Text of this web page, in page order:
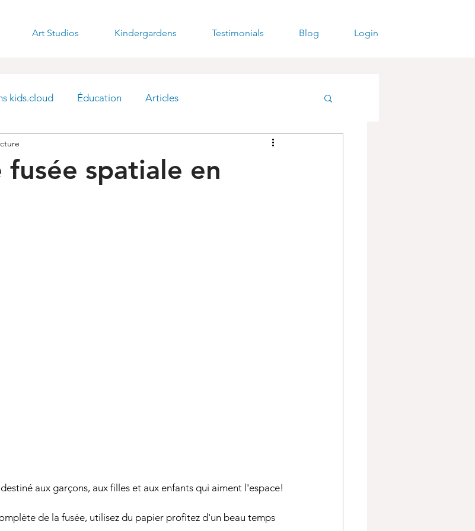
Art Studios Kindergardens Testimonials Blog Login
kids.cloud Éducation Articles
spatiale en
aux garçons, aux filles et aux enfants qui aiment l'espace!
de la fusée, utilisez du papier profitez d'un beau temps